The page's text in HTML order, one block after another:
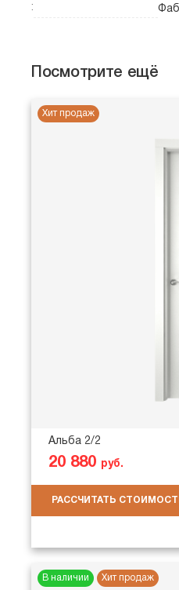
:
Посмотрите ещё
Хит продаж
Альба 2/2
20 880 руб.
РАССЧИТАТЬ
В наличии Хит продаж